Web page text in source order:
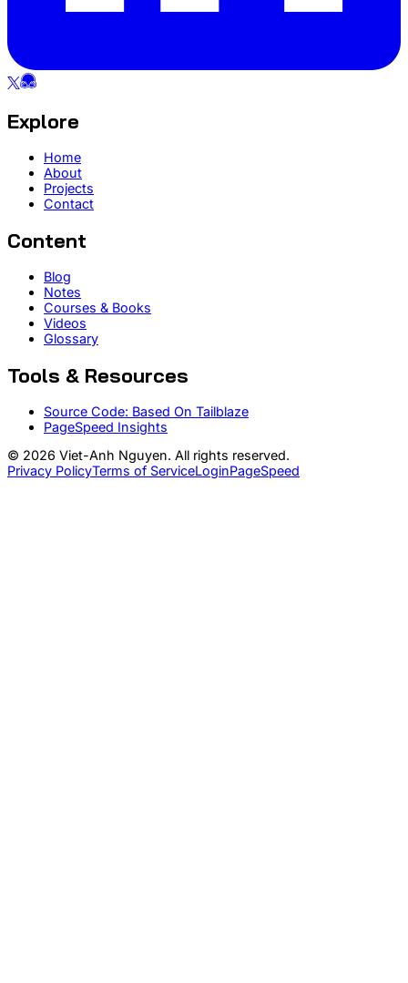
Explore
Home
About
Projects
Contact
Content
Blog
Notes
Courses & Books
Videos
Glossary
Tools & Resources
Source Code: Based On Tailblaze
PageSpeed Insights
© 2026 Viet-Anh Nguyen. All rights reserved.
Privacy PolicyTerms of ServiceLoginPageSpeed